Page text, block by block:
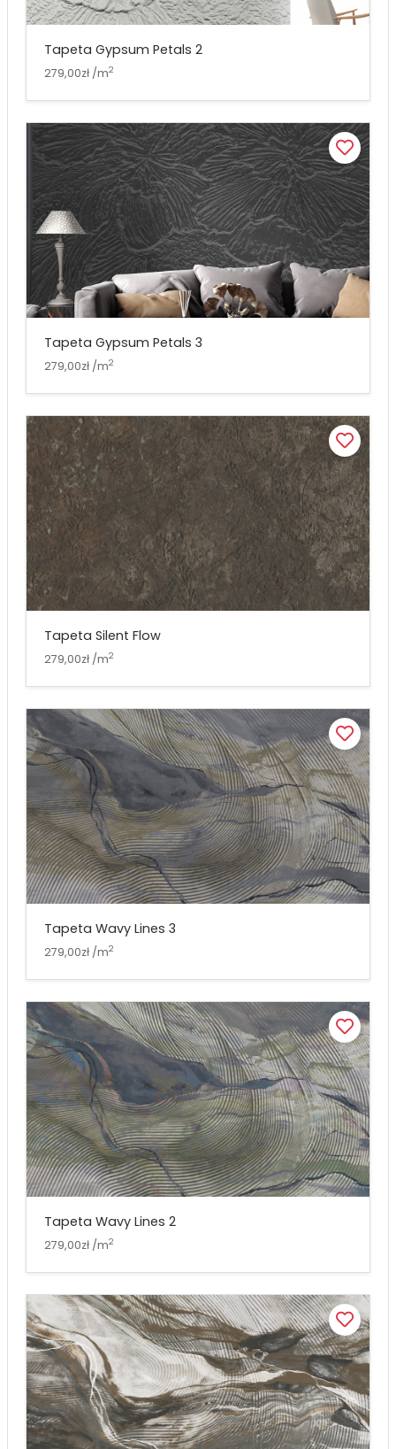
Tapeta Gypsum Petals 2
279,00zł /m2
Tapeta Gypsum Petals 3
279,00zł /m2
Tapeta Silent Flow
279,00zł /m2
Tapeta Wavy Lines 3
279,00zł /m2
Tapeta Wavy Lines 2
279,00zł /m2